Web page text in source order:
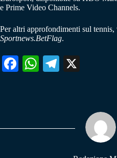
e Prime Video Channels.
Per altri approfondimenti sul tennis,
Sportnews.BetFlag.
Fa W
pp
Te
m